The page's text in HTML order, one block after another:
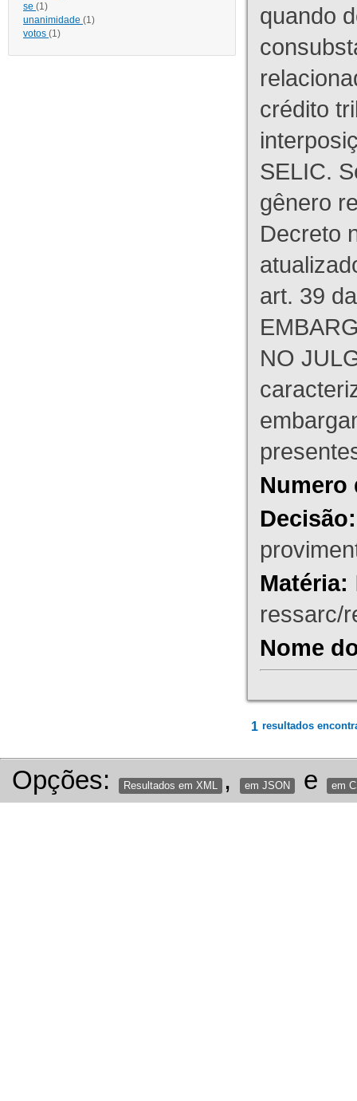
se (1)
unanimidade (1)
votos (1)
quando
crédito
SELIC.
gênero
Decreto
art. 39
NO
Numero
Decisão:
Matéria:
ressarc/
Nome
1 resultados
Opções: Resultados em XML , em JSON e em